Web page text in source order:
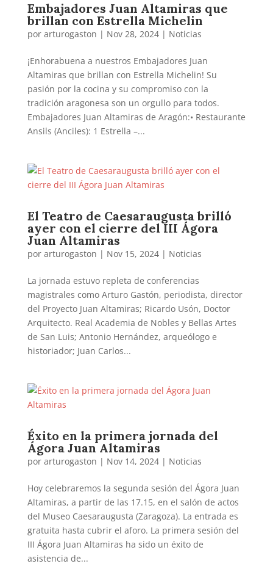
Embajadores Juan Altamiras que
brillan con Estrella Michelin
por arturogaston | Nov 28, 2024| Noticias
¡Enhorabuena a nuestros Embajadores Juan
Altamiras que brillan con Estrella Michelin! Su
pasión por la cocina y su compromiso con la
tradición aragonesa son un orgullo para todos.
Embajadores Juan Altamiras de Aragón:• Restaurante
Ansils (Anciles): 1 Estrella –...
El Teatro de Caesaraugusta brilló
ayer con el cierre del III Ágora
Juan Altamiras
por arturogaston | Nov 15, 2024| Noticias
La jornada estuvo repleta de conferencias
magistrales como Arturo Gastón, periodista, director
del Proyecto Juan Altamiras; Ricardo Usón, Doctor
Arquitecto. Real Academia de Nobles y Bellas Artes
de San Luis; Antonio Hernández, arqueólogo e
historiador; Juan Carlos...
Éxito en la primera jornada del
Ágora Juan Altamiras
por arturogaston | Nov 14, 2024| Noticias
Hoy celebraremos la segunda sesión del Ágora Juan
Altamiras, a partir de las 17.15, en el salón de actos
del Museo Caesaraugusta (Zaragoza). La entrada es
gratuita hasta cubrir el aforo. La primera sesión del
III Ágora Juan Altamiras ha sido un éxito de
asistencia de...